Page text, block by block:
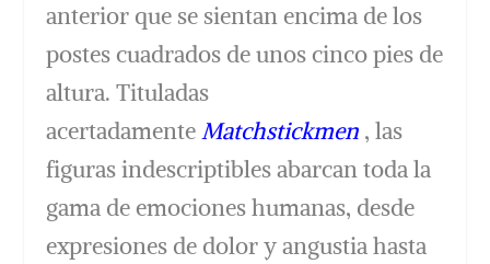
anterior que se sientan encima de los
postes cuadrados de unos cinco pies de
altura. Tituladas
acertadamenteMatchstickmen , las
figuras indescriptibles abarcan toda la
gama de emociones humanas, desde
expresiones de dolor y angustia hasta